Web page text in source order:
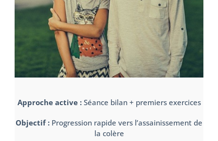
Approche active :Séance bilan + premiers exercices
Objectif : Progression rapide vers l’assainissement de
la colère